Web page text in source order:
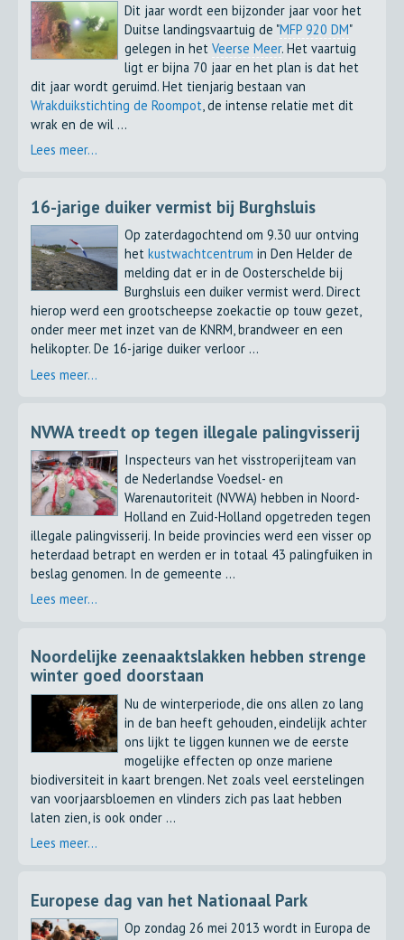
Dit jaar wordt een bijzonder jaar voor het
Duitse landingsvaartuig de "MFP 920 DM"
gelegen in hetVeerse Meer. Het vaartuig
ligt er bijna 70 jaar en het plan is dat het
dit jaar wordt geruimd. Het tienjarig bestaan van
Wrakduikstichting de Roompot , de intense relatie met dit
wrak en de wil ...
Lees meer...
16-jarige duiker vermist bij Burghsluis
Op zaterdagochtend om 9.30 uur ontving
hetkustwachtcentrum in Den Helder de
melding dat er in de Oosterschelde bij
Burghsluis een duiker vermist werd. Direct
hierop werd een grootscheepse zoekactie op touw gezet,
onder meer met inzet van de KNRM, brandweer en een
helikopter. De 16-jarige duiker verloor ...
Lees meer...
NVWA treedt op tegen illegale palingvisserij
Inspecteurs van het visstroperijteam van
de Nederlandse Voedsel- en
Warenautoriteit (NVWA) hebben in Noord-
Holland en Zuid-Holland opgetreden tegen
illegale palingvisserij. In beide provincies werd een visser op
heterdaad betrapt en werden er in totaal 43 palingfuiken in
beslag genomen. In de gemeente ...
Lees meer...
Noordelijke zeenaaktslakken hebben strenge
winter goed doorstaan
Nu de winterperiode, die ons allen zo lang
in de ban heeft gehouden, eindelijk achter
ons lijkt te liggen kunnen we de eerste
mogelijke effecten op onze mariene
biodiversiteit in kaart brengen. Net zoals veel eerstelingen
van voorjaarsbloemen en vlinders zich pas laat hebben
laten zien, is ook onder ...
Lees meer...
Europese dag van het Nationaal Park
Op zondag 26 mei 2013 wordt in Europa de